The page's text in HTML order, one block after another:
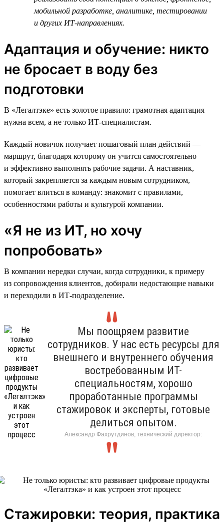
мобильной разработке, аналитике, тестировании
и других ИТ-направлениях.
Адаптация и обучение: никто
не бросает в воду без
подготовки
В «Легалтэке» есть золотое правило: грамотная адаптация
нужна всем, а не только ИТ-специалистам.
Каждый новичок получает пошаговый план действий —
маршрут, благодаря которому он учится самостоятельно
и эффективно выполнять рабочие задачи. А наставник,
который закрепляется за каждым новым сотрудником,
помогает влиться в команду: знакомит с правилами,
особенностями работы и культурой компании.
«Я не из ИТ, но хочу
попробовать»
В компании нередки случаи, когда сотрудники, к примеру
из сопровождения клиентов, добирали недостающие навыки
и переходили в ИТ-подразделение.
Мы поощряем развитие
сотрудников. У нас есть ресурсы для
внешнего и внутреннего обучения
востребованным ИТ-
специальностям, хорошо
проработанные программы
стажировок и эксперты, готовые
делиться опытом.
Александр Фахрутдинов, технический директор:
Стажировки: теория, практика